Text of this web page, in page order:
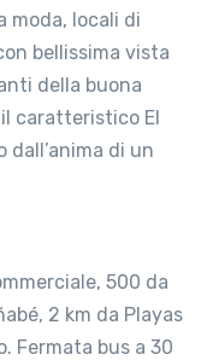
moda, locali di
bellissima vista
della buona
caratteristico El
di un
500 da
2 km da Playas
Fermata bus a 30